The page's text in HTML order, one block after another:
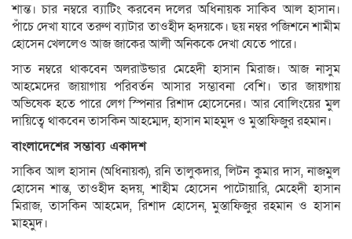
শান্ত। চার নম্বরে ব্যাটিং করবেন দলের অধিনায়ক সাকিব আল হাসান।
পাঁচে দেখা যাবে তরুণ ব্যাটার তাওহীদ হৃদয়কে। ছয় নম্বর পজিশনে শামীম
হোসেন খেললেও আজ জাকের আলী অনিককে দেখা যেতে পারে।
সাত নম্বরে থাকবেন অলরাউন্ডার মেহেদী হাসান মিরাজ। আজ নাসুম
আহমেদের জায়াগায় পরিবর্তন আসার সম্ভাবনা বেশি। তার জায়গায়
অভিষেক হতে পারে লেগ স্পিনার রিশাদ হোসেনের। আর বোলিংয়ের মুল
দায়িত্বে থাকবেন তাসকিন আহম্মেদ, হাসান মাহমুদ ও মুস্তাফিজুর রহমান।
বাংলাদেশের সম্ভাব্য একাদশ
সাকিব আল হাসান (অধিনায়ক), রনি তালুকদার, লিটন কুমার দাস, নাজমুল
হোসেন শান্ত, তাওহীদ হৃদয়, শাহীম হোসেন পাটোয়ারি, মেহেদী হাসান
মিরাজ, তাসকিন আহমেদ, রিশাদ হোসেন, মুস্তাফিজুর রহমান ও হাসান
মাহমুদ।